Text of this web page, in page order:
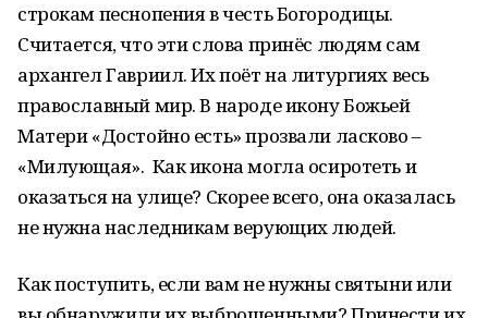
строкам песнопения в честь Богородицы.
Считается, что эти слова принёс людям сам
архангел Гавриил. Их поёт на литургиях весь
православный мир. В народе икону Божьей
Матери «Достойно есть» прозвали ласково –
«Милующая». Как икона могла осиротеть и
оказаться на улице? Скорее всего, она оказалась
не нужна наследникам верующих людей.
Как поступить, если вам не нужны святыни или